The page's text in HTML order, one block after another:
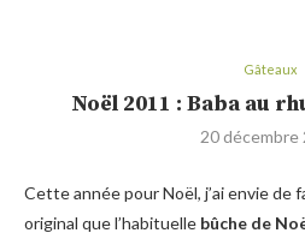
Gâteaux
Noël 2011 : Baba au
20 décembre
Cette année pour Noël, j’ai envie de
original que l’habituelle bûche de